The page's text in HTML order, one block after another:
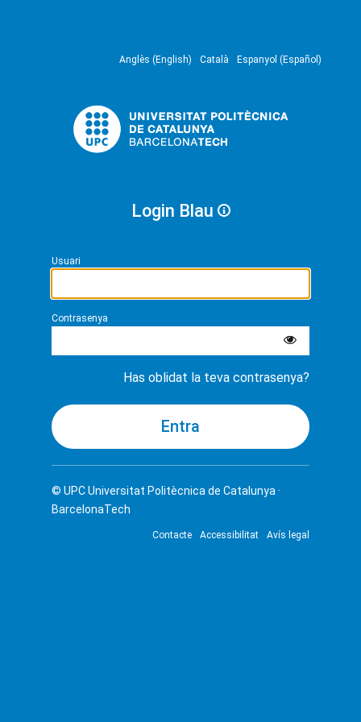
Anglès (English) Català Espanyol (Español)
Login Blau
Usuari
Contrasenya
Has oblidat la teva contrasenya?
© UPCUniversitat Politècnica de Catalunya ·
BarcelonaTech
Contacte Accessibilitat Avís legal